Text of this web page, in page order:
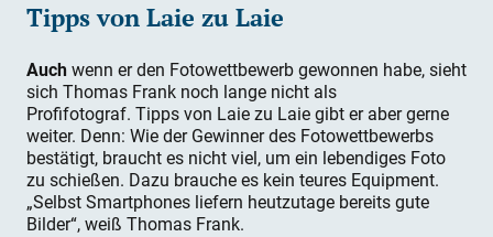
Tipps von Laie zu Laie
Auchwenn er den Fotowettbewerb gewonnen habe, sieht
sich Thomas Frank noch lange nicht als
Profifotograf. Tipps von Laie zu Laie gibt er aber gerne
weiter. Denn: Wie der Gewinner des Fotowettbewerbs
bestätigt, braucht es nicht viel, um ein lebendiges Foto
zu schießen. Dazu brauche es kein teures Equipment.
„Selbst Smartphones liefern heutzutage bereits gute
Bilder“, weiß Thomas Frank.